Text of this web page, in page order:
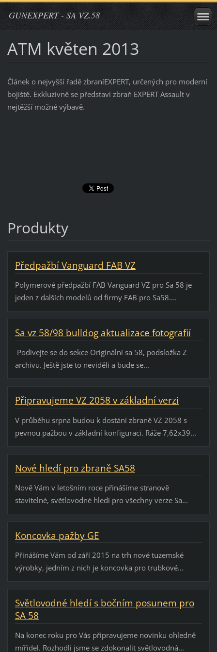
GUNEXPERT - SA VZ.58
ATM květen 2013
Článek o nejvyšší řadě zbraníEXPERT, určených pro moderní
bojiště. Exkluzivně se představí zbraň EXPERT Assault v
nejtěžší možné výbavě.
Produkty
Předpažbí Vanguard FAB VZ
Polymerové předpažbí FAB Vanguard VZ pro Sa 58 je
jeden z dalších modelů od firmy FAB pro Sa58....
Sa vz 58/98 bulldog aktualizace fotografií
Podívejte se do sekce Originální sa 58, podsložka Z
archivu. Ještě jste to neviděli a bude se...
Připravujeme VZ 2058 v základní verzi
V průběhu srpna budou k dostání zbraně VZ 2058 s
pevnou pažbou v základní konfiguraci. Ráže 7,62x39...
Nové hledí pro zbraně SA58
Nově Vám v letošním roce přinášíme stranově
stavitelné, světlovodné hledí pro všechny verze Sa...
Koncovka pažby GE
Přinášíme Vám od září 2015 na trh nové tuzemské
výrobky, jedním z nich je koncovka pro trubkové...
Světlovodné hledí s bočním posunem pro
SA 58
Na konec roku pro Vás připravujeme novinku ohledně
mířidel. Rozhodli jsme se zdokonalit světlovodná...